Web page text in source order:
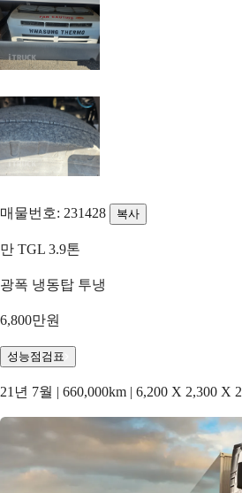
매물번호: 231428 복사
만 TGL 3.9톤
광폭 냉동탑 투냉
6,800만원
성능점검표
21년 7월 | 660,000km | 6,200 X 2,300 X